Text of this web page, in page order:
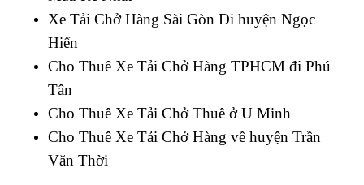
Xe Tải Chở Hàng Sài Gòn Đi huyện Ngọc
Hiển
Cho Thuê Xe Tải Chở Hàng TPHCM đi Phú
Tân
Cho Thuê Xe Tải Chở Thuê ở U Minh
Cho Thuê Xe Tải Chở Hàng về huyện Trần
Văn Thời